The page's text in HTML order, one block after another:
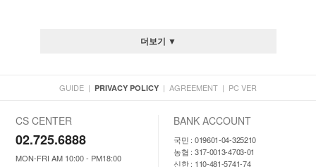
더보기 ▼
GUIDE | PRIVACY POLICY | AGREEMENT | PC VER
CS CENTER
02.725.6888
MON-FRI AM 10:00 - PM18:00
BANK ACCOUNT
국민 : 019601-04-325210
농협 : 317-0013-4703-01
신한 : 110-481-5741-74